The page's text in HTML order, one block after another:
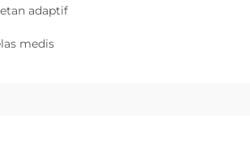
adaptif
medis